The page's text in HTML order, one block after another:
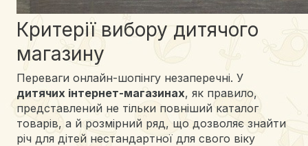
Критерії вибору дитячого
магазину
Переваги онлайн-шопінгу незаперечні. У
дитячих інтернет-магазинах, як правило,
представлений не тільки повніший каталог
товарів, а й розмірний ряд, що дозволяє знайти
річ для дітей нестандартної для свого віку